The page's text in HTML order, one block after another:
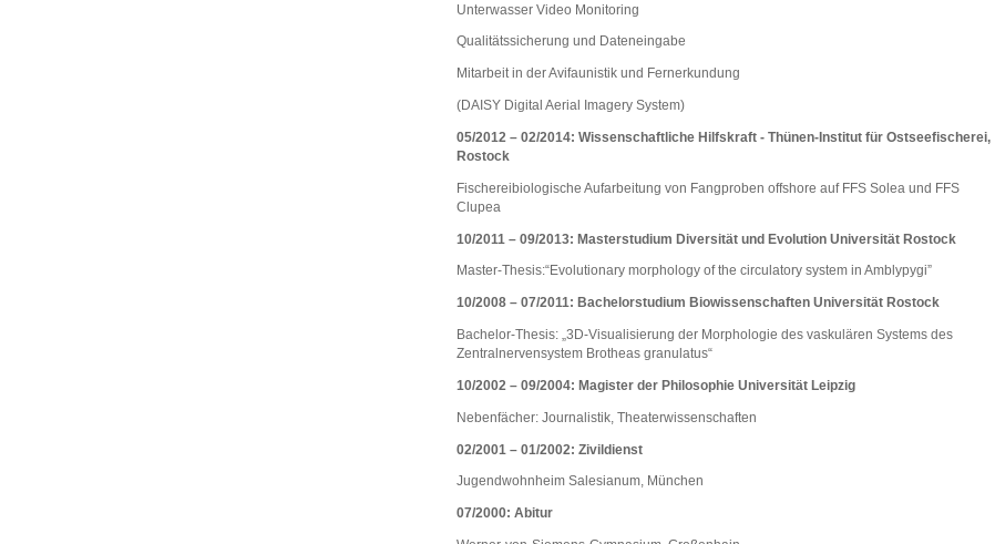
Unterwasser Video Monitoring
Qualitätssicherung und Dateneingabe
Mitarbeit in der Avifaunistik und Fernerkundung
(DAISY Digital Aerial Imagery System)
05/2012 – 02/2014: Wissenschaftliche Hilfskraft - Thünen-Institut für Ostseefischerei,
Rostock
Fischereibiologische Aufarbeitung von Fangproben offshore auf FFS Solea und FFS
Clupea
10/2011 – 09/2013: Masterstudium Diversität und Evolution Universität Rostock
Master-Thesis:“Evolutionary morphology of the circulatory system in Amblypygi”
10/2008 – 07/2011: Bachelorstudium Biowissenschaften Universität Rostock
Bachelor-Thesis: „3D-Visualisierung der Morphologie des vaskulären Systems des
Zentralnervensystem Brotheas granulatus“
10/2002 – 09/2004: Magister der Philosophie Universität Leipzig
Nebenfächer: Journalistik, Theaterwissenschaften
02/2001 – 01/2002: Zivildienst
Jugendwohnheim Salesianum, München
07/2000: Abitur